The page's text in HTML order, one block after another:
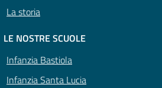
La storia
LE NOSTRE SCUOLE
Infanzia Bastiola
Infanzia Santa Lucia